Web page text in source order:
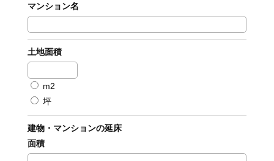
マンション名
土地面積
m2
坪
建物・マンションの延床
面積